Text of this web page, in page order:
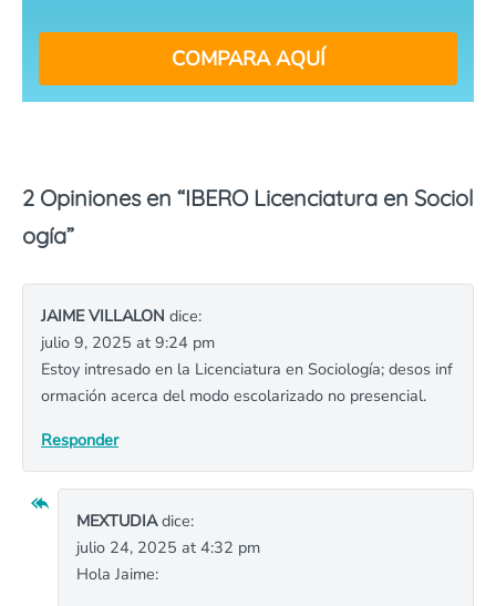
COMPARA AQUÍ
2 Opiniones en “IBERO Licenciatura en Sociol
ogía”
JAIME VILLALON dice:
julio 9, 2025 at 9:24 pm
Estoy intresado en la Licenciatura en Sociología; desos inf
ormación acerca del modo escolarizado no presencial.
Responder
MEXTUDIAdice:
julio 24, 2025 at 4:32 pm
Hola Jaime: